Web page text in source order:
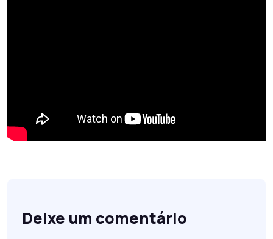
Deixe um comentário